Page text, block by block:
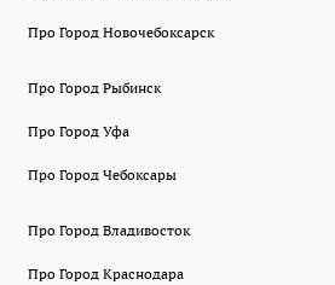
Про Город Новочебоксарск
Про Город Рыбинск
Про Город Уфа
Про Город Чебоксары
Про Город Владивосток
Про Город Краснодара